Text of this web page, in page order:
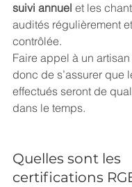
suivi annuel et les
audités régulièrement
contrôlée.
Faire appel à un
donc de s’assurer que
effectués seront de
dans le temps.
Quelles sont les
certifications